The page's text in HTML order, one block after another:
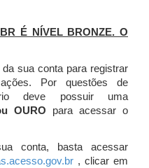
É NÍVEL BRONZE. O
sua conta para registrar
Por questões de
deve possuir uma
OURO para acessar o
conta, basta acessar
, clicar em